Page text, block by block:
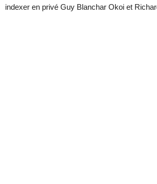
indexer en privé Guy Blanchar Okoi et